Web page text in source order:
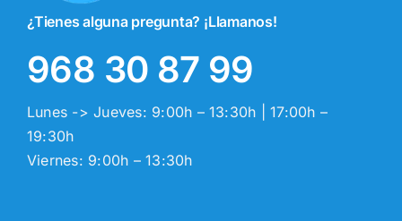
¿Tienes alguna pregunta? ¡Llamanos!
968 30 87 99
Lunes -> Jueves: 9:00h – 13:30h | 17:00h –
19:30h
Viernes: 9:00h – 13:30h